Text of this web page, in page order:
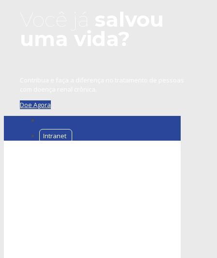
Doe Agora
Intranet